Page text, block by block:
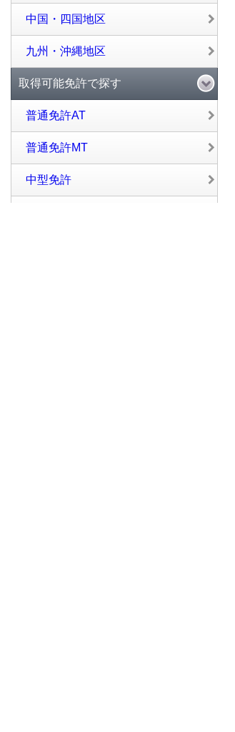
中国・四国地区
九州・沖縄地区
取得可能免許で探す
普通免許AT
普通免許MT
中型免許